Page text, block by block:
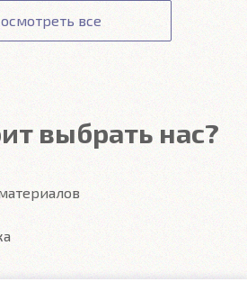
полностью закрывают место
движением руки.
все
выбрать нас?